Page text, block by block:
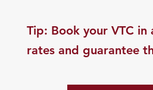
​Tip: Book your VTC
rates and guarantee